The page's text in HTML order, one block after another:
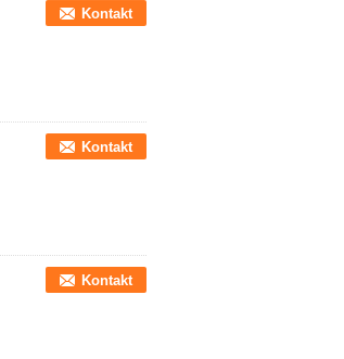
Kontakt
Kontakt
Kontakt